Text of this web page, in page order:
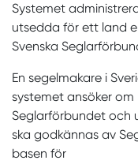
Systemet
utsedda för ett land
Svenska
En segelmakare i
systemet ansöker
Seglarförbundet och
ska godkännas av
basen för